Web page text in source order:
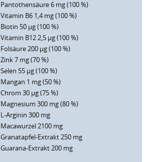
Pantothensäure 6 mg (100 %)
Vitamin B6 1,4 mg (100 %)
Biotin 50 µg (100 %)
Vitamin B12 2,5 µg (100 %)
Folsäure 200 µg (100 %)
Zink 7 mg (70 %)
Selen 55 µg (100 %)
Mangan 1 mg (50 %)
Chrom 30 µg (75 %)
Magnesium 300 mg (80 %)
L-Arginin 300 mg
Macawurzel 2100 mg
Granatapfel-Extrakt 250 mg
Guarana-Extrakt 200 mg